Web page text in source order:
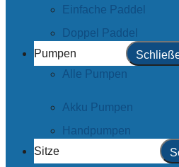
Einfache Paddel
Doppel Paddel
Pumpen
Alle Pumpen
Akku Pumpen
Handpumpen
Sitze